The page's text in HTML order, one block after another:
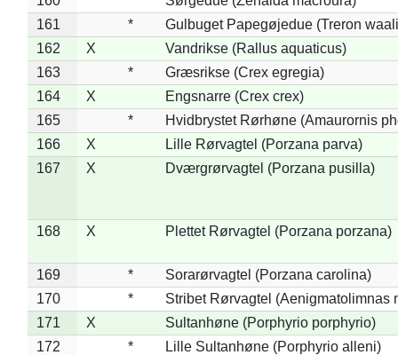
161
*
Gulbuget Papegøjedue (Treron
162
X
Vandrikse (Rallus aquaticus)
163
*
Græsrikse (Crex egregia)
164
X
Engsnarre (Crex crex)
165
*
Hvidbrystet Rørhøne (Amaurornis
166
X
Lille Rørvagtel (Porzana parva)
167
X Dværgrørvagtel (Porzana pusilla)
168 X Plettet Rørvagtel (Porzana porzana)
169 *
Sorarørvagtel (Porzana carolina)
170
*
Stribet Rørvagtel (Aenigmatolimnas
171
X
Sultanhøne (Porphyrio porphyrio)
172
*
Lille Sultanhøne (Porphyrio alleni)